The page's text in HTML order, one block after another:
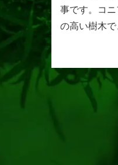
事です。コ
の高い樹木
年数の経過
枝葉が･･･